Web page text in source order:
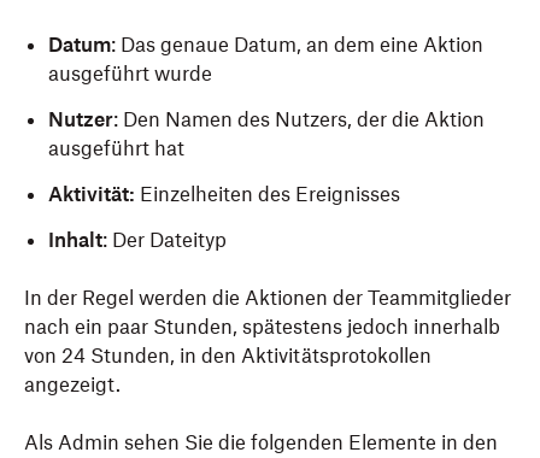
Datum: Das genaue Datum, an dem eine Aktion
ausgeführt wurde
Nutzer: Den Namen des Nutzers, der die Aktion
ausgeführt hat
Aktivität: Einzelheiten des Ereignisses
Inhalt: Der Dateityp
In der Regel werden die Aktionen der Teammitglieder
nach ein paar Stunden, spätestens jedoch innerhalb
von 24 Stunden, in den Aktivitätsprotokollen
angezeigt.
Als Admin sehen Sie die folgenden Elemente in den